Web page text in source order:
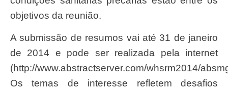
objetivos da reunião.
A submissão de resumos vai até 31 de janeiro
de 2014 e pode ser realizada pela internet
(http://www.abstractserver.com/whsrm2014/
Os temas de interesse refletem desafios